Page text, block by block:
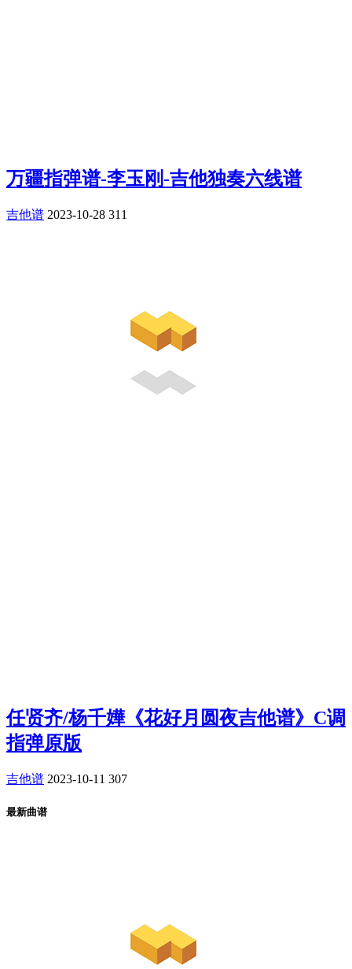
万疆指弹谱-李玉刚-吉他独奏六线谱
吉他谱 2023-10-28 311
任贤齐/杨千嬅《花好月圆夜吉他谱》C调
指弹原版
吉他谱 2023-10-11 307
最新曲谱